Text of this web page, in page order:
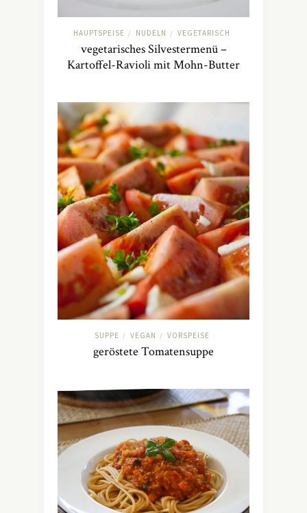
HAUPTSPEISE / NUDELN / VEGETARISCH
vegetarisches Silvestermenü –
Kartoffel-Ravioli mit Mohn-Butter
SUPPE / VEGAN / VORSPEISE
geröstete Tomatensuppe